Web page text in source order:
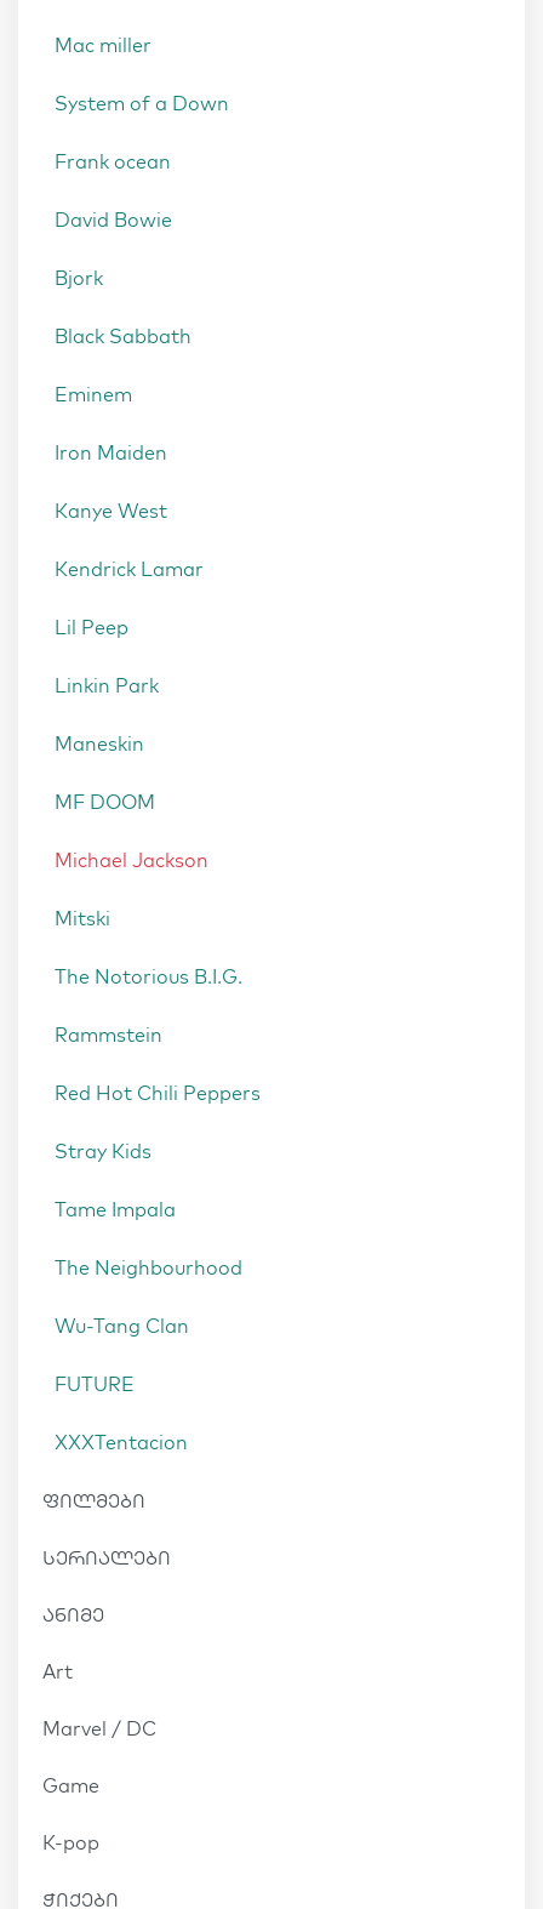
Mac miller
System of a Down
Frank ocean
David Bowie
Bjork
Black Sabbath
Eminem
Iron Maiden
Kanye West
Kendrick Lamar
Lil Peep
Linkin Park
Maneskin
MF DOOM
Michael Jackson
Mitski
The Notorious B.I.G.
Rammstein
Red Hot Chili Peppers
Stray Kids
Tame Impala
The Neighbourhood
Wu-Tang Clan
FUTURE
XXXTentacion
ფილმები
სერიალები
ანიმე
Art
Marvel / DC
Game
K-pop
ჭიქები